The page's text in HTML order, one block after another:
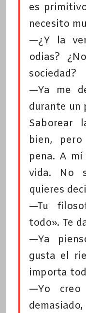
es
necesito
—¿Y la
odias?
sociedad?
—Ya me
durante un
Saborear
bien,
pena. A
vida. No
quieres
—Tu
todo». Te
—Ya
gusta el
importa
—Yo